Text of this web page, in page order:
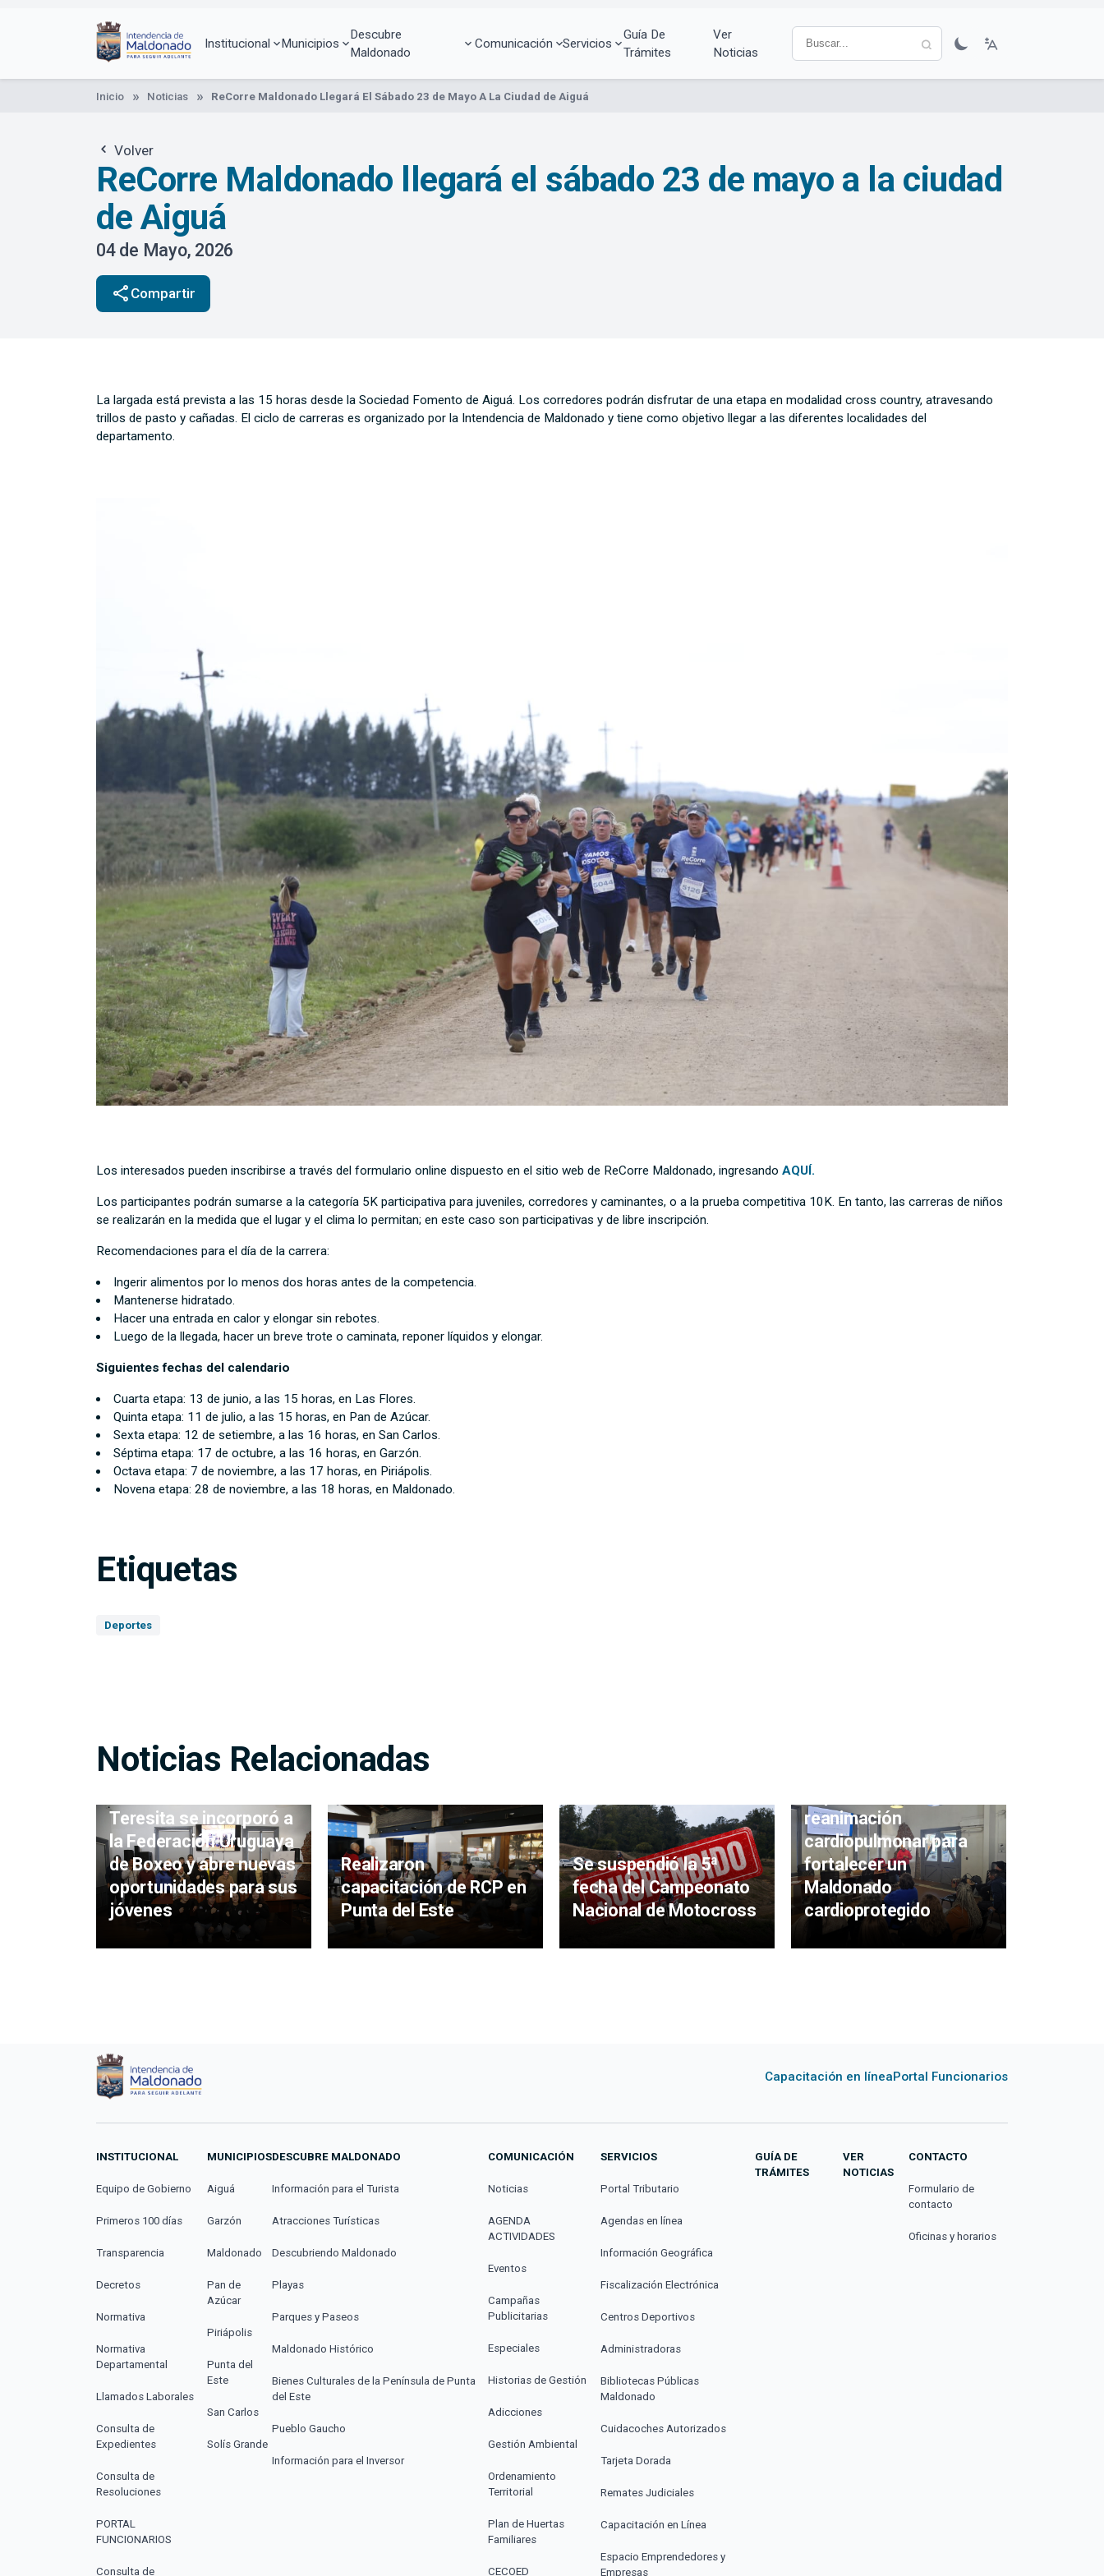
Institucional Municipios
Descubre
Maldonado
Comunicación Servicios
Guía De
Trámites
Ver
Noticias
Inicio Noticias ReCorre Maldonado Llegará El Sábado 23 de Mayo A La Ciudad de Aiguá
Volver
ReCorre Maldonado llegará el sábado 23 de mayo a la ciudad
de Aiguá
04 de Mayo, 2026
share Compartir
La largada está prevista a las 15 horas desde la Sociedad Fomento de Aiguá. Los corredores podrán disfrutar de una etapa en modalidad cross country, atravesando
trillos de pasto y cañadas. El ciclo de carreras es organizado por la Intendencia de Maldonado y tiene como objetivo llegar a las diferentes localidades del
departamento.
Los interesados pueden inscribirse a través del formulario online dispuesto en el sitio web de ReCorre Maldonado, ingresando AQUÍ.
Los participantes podrán sumarse a la categoría 5K participativa para juveniles, corredores y caminantes, o a la prueba competitiva 10K. En tanto, las carreras de niños
se realizarán en la medida que el lugar y el clima lo permitan; en este caso son participativas y de libre inscripción.
Recomendaciones para el día de la carrera:
Ingerir alimentos por lo menos dos horas antes de la competencia.
Mantenerse hidratado.
Hacer una entrada en calor y elongar sin rebotes.
Luego de la llegada, hacer un breve trote o caminata, reponer líquidos y elongar.
Siguientes fechas del calendario
Cuarta etapa: 13 de junio, a las 15 horas, en Las Flores.
Quinta etapa: 11 de julio, a las 15 horas, en Pan de Azúcar.
Sexta etapa: 12 de setiembre, a las 16 horas, en San Carlos.
Séptima etapa: 17 de octubre, a las 16 horas, en Garzón.
Octava etapa: 7 de noviembre, a las 17 horas, en Piriápolis.
Novena etapa: 28 de noviembre, a las 18 horas, en Maldonado.
Etiquetas
Deportes
Noticias Relacionadas
Teresita se incorporó a
la Federación Uruguaya
de Boxeo y abre nuevas
oportunidades para sus
jóvenes
Realizaron
capacitación de RCP en
Punta del Este
Se suspendió la 5ª
fecha del Campeonato
Nacional de Motocross
reanimación
cardiopulmonar para
fortalecer un
Maldonado
cardioprotegido
Capacitación en líneaPortal Funcionarios
INSTITUCIONAL
Equipo de Gobierno
Primeros 100 días
Transparencia
Decretos
Normativa
Normativa
Departamental
Llamados Laborales
Consulta de
Expedientes
Consulta de
Resoluciones
PORTAL
FUNCIONARIOS
Consulta de
MUNICIPIOS
Aiguá
Garzón
Maldonado
Pan de
Azúcar
Piriápolis
Punta del
Este
San Carlos
Solís Grande
DESCUBRE MALDONADO
Información para el Turista
Atracciones Turísticas
Descubriendo Maldonado
Playas
Parques y Paseos
Maldonado Histórico
Bienes Culturales de la Península de Punta
del Este
Pueblo Gaucho
Información para el Inversor
COMUNICACIÓN
Noticias
AGENDA
ACTIVIDADES
Eventos
Campañas
Publicitarias
Especiales
Historias de Gestión
Adicciones
Gestión Ambiental
Ordenamiento
Territorial
Plan de Huertas
Familiares
CECOED
SERVICIOS
Portal Tributario
Agendas en línea
Información Geográfica
Fiscalización Electrónica
Centros Deportivos
Administradoras
Bibliotecas Públicas
Maldonado
Cuidacoches Autorizados
Tarjeta Dorada
Remates Judiciales
Capacitación en Línea
Espacio Emprendedores y
Empresas
GUÍA DE
TRÁMITES
VER
NOTICIAS
CONTACTO
Formulario de
contacto
Oficinas y horarios